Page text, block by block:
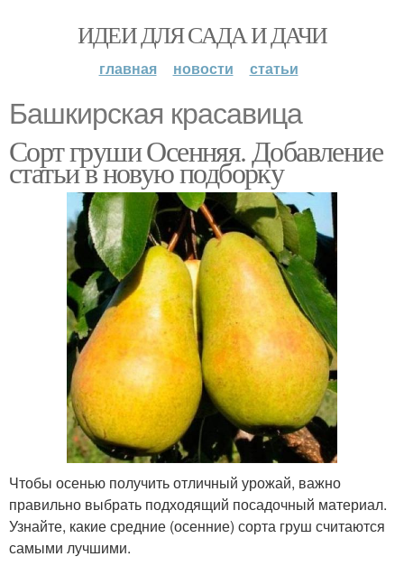
ИДЕИ ДЛЯ САДА И ДАЧИ
главная новости статьи
Башкирская красавица
Сорт груши Осенняя. Добавление
статьи в новую подборку
Чтобы осенью получить отличный урожай, важно
правильно выбрать подходящий посадочный материал.
Узнайте, какие средние (осенние) сорта груш считаются
самыми лучшими.